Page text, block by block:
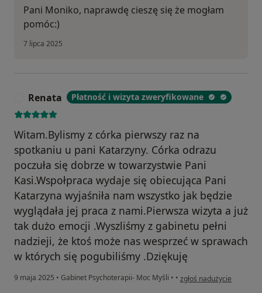
Pani Moniko, naprawdę cieszę się że mogłam
pomóc:)
7 lipca 2025
Renata Płatność i wizyta zweryfikowane
Witam.Bylismy z córka pierwszy raz na
spotkaniu u pani Katarzyny. Córka odrazu
poczuła się dobrze w towarzystwie Pani
Kasi.Wspołpraca wydaje się obiecująca Pani
Katarzyna wyjaśniła nam wszystko jak będzie
wyglądała jej praca z nami.Pierwsza wizyta a już
tak dużo emocji .Wyszliśmy z gabinetu pełni
nadzieji, że ktoś może nas wesprzeć w sprawach
w których się pogubiliśmy .Dziękuję
9 maja 2025 • Gabinet Psychoterapii- Moc Myśli • • w opinii użytkownika
zgłoś nadużycie